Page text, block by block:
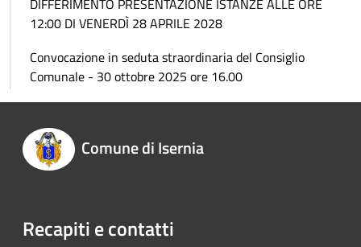
DIFFERIMENTO PRESENTAZIONE ISTANZE ALLE ORE
12:00 DI VENERDÌ 28 APRILE 2028
Convocazione in seduta straordinaria del Consiglio
Comunale - 30 ottobre 2025 ore 16.00
Comune di Isernia
Recapiti e contatti